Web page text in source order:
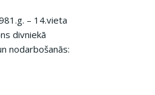
– 14.vieta
divniekā
nodarbošanās: